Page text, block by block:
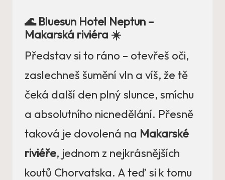
🌊 Bluesun Hotel Neptun –
Makarská riviéra ☀️
Představ si to ráno – otevřeš oči,
zaslechneš šumění vln a víš, že tě
čeká další den plný slunce, smíchu
a absolutního nicnedělání. Přesně
taková je dovolená na Makarské
riviéře, jednom z nejkrásnějších
koutů Chorvatska. A teď si k tomu